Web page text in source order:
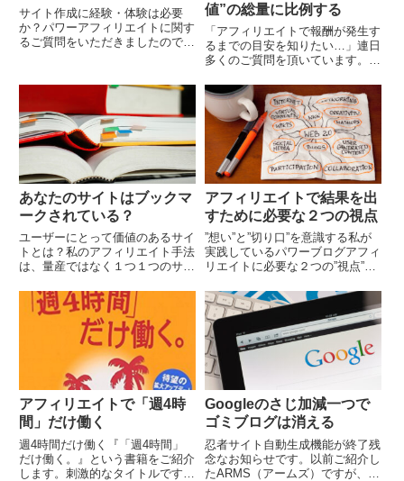
サイト作成に経験・体験は必要
か？パワーアフィリエイトに関す
るご質問をいただきましたので、
ィリエイトにおける「視点」と
は、どのように語るのか？...
値”の総量に比例する
「アフィリエイトで報酬が発生す
るまでの目安を知りたい…」連日
多くのご質問を頂いています。今
られるご質問（メール）を、いく
つかご紹介します。（メールの内
容は記事用に一部改編...
あなたのサイトはブックマ
ークされている？
ユーザーにとって価値のあるサイ
トとは？私のアフィリエイト手法
は、量産ではなく１つ１つのサイ
てていく方法です。いわゆるパワ
ーサイトを作っていく手法です。
パワーサイトですので...
アフィリエイトで結果を出
すために必要な２つの視点
”想い”と”切り口”を意識する私が
実践しているパワーブログアフィ
リエイトに必要な２つの”視点”に
つの”視点”、それは「想い」と
「切り口」です。”想い”とは？
「想い」とは、...
アフィリエイトで「週4時
間」だけ働く
週4時間だけ働く『「週4時間」
だけ働く。』という書籍をご紹介
します。刺激的なタイトルです
Googleのさじ加減一つで
ゴミブログは消える
忍者サイト自動生成機能が終了残
念なお知らせです。以前ご紹介し
たARMS（アームズ）ですが、